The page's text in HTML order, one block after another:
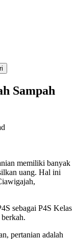
Sampah
memiliki banyak
uang. Hal ini
sebagai P4S Kelas
pertanian adalah